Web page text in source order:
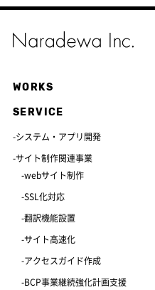
WORKS
SERVICE
システム・アプリ開発
サイト制作関連事業
webサイト制作
SSL化対応
翻訳機能設置
サイト高速化
アクセスガイド作成
BCP事業継続強化計画支援